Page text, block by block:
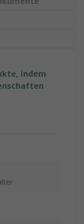
indem